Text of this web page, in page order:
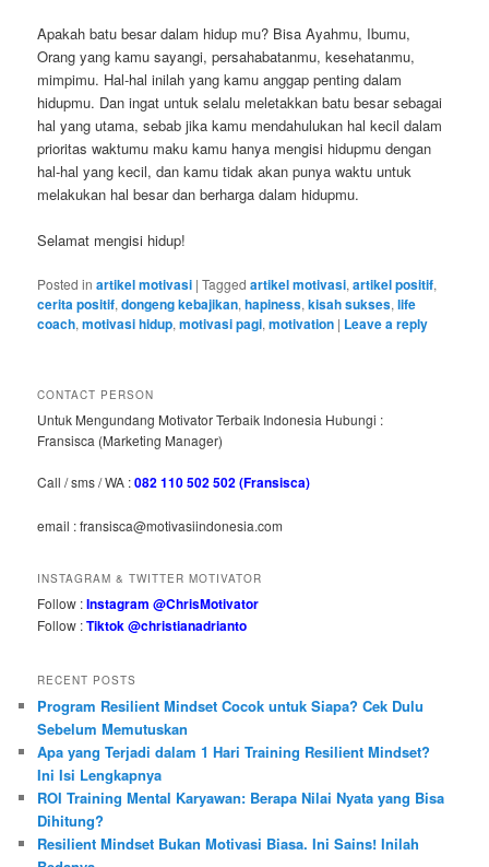
Apakah batu besar dalam hidup mu? Bisa Ayahmu, Ibumu,
Orang yang kamu sayangi, persahabatanmu, kesehatanmu,
mimpimu. Hal-hal inilah yang kamu anggap penting dalam
hidupmu. Dan ingat untuk selalu meletakkan batu besar sebagai
hal yang utama, sebab jika kamu mendahulukan hal kecil dalam
prioritas waktumu maku kamu hanya mengisi hidupmu dengan
hal-hal yang kecil, dan kamu tidak akan punya waktu untuk
melakukan hal besar dan berharga dalam hidupmu.
Selamat mengisi hidup!
Posted in artikel motivasi |Tagged artikel motivasi,artikel positif,
cerita positif,dongeng kebajikan,hapiness,kisah sukses,life
coach,motivasi hidup,motivasi pagi,motivation | Leave a reply
CONTACT PERSON
Untuk Mengundang Motivator Terbaik Indonesia Hubungi :
Fransisca (Marketing Manager)
Call / sms / WA :082 110 502 502 (Fransisca)
email : fransisca@motivasiindonesia.com
INSTAGRAM & TWITTER MOTIVATOR
Follow :Instagram @ChrisMotivator
Follow :Tiktok @christianadrianto
RECENT POSTS
Program Resilient Mindset Cocok untuk Siapa? Cek Dulu
Sebelum Memutuskan
Apa yang Terjadi dalam 1 Hari Training Resilient Mindset?
Ini Isi Lengkapnya
ROI Training Mental Karyawan: Berapa Nilai Nyata yang Bisa
Dihitung?
Resilient Mindset Bukan Motivasi Biasa. Ini Sains! Inilah